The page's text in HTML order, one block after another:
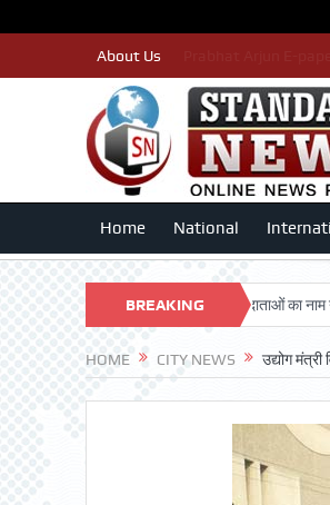
About Us
Home National
BREAKING
NEWS
TRUST पात्र मतदाताओं का नाम न कटे
HOME CITY NEWS उद्योग